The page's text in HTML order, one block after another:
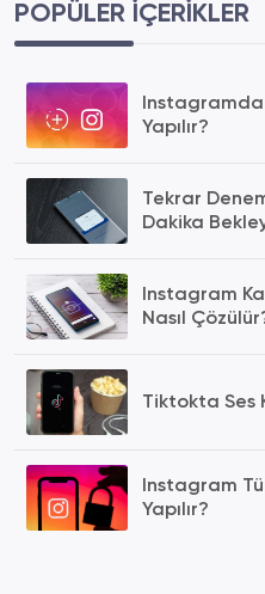
POPÜLER İÇERIKLER
Instagramda
Yapılır?
Tekrar
Dakika
Instagram
Nasıl
Tiktokta Ses
Instagram
Yapılır?